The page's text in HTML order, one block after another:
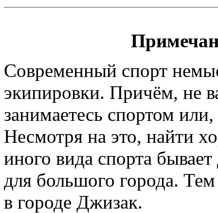
Современный спорт
экипировки. Причём, не
занимаетесь спортом
Несмотря на это, найти
иного вида спорта
для большого города.
в городе Джизак.